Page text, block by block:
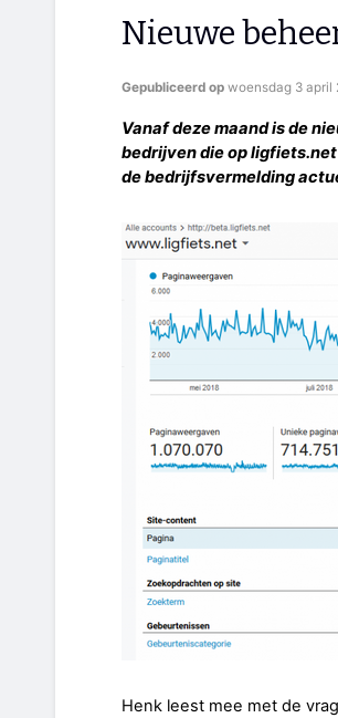
Nieuwe
Gepubliceerd op woensdag 3 april
Vanaf deze maand is de
bedrijven die op
de bedrijfsvermelding
Henk leest mee met de